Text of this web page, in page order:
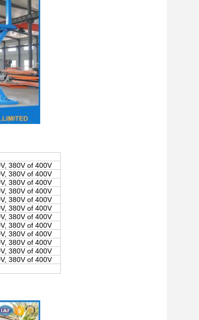
380V of 400V
380V of 400V
380V of 400V
380V of 400V
380V of 400V
380V of 400V
380V of 400V
380V of 400V
380V of 400V
380V of 400V
380V of 400V
380V of 400V